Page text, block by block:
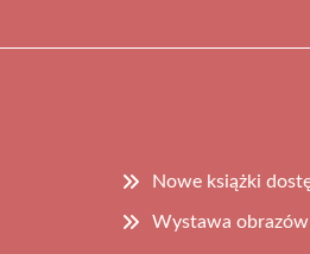
Nowe książki
Wystawa